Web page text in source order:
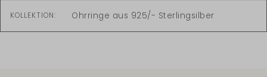
KOLLEKTION: Ohrringe aus 925/- Sterlingsilber